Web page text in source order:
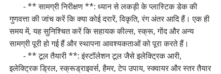
- ** सामग्री निरीक्षण **: ध्यान से लकड़ी के प्लास्टिक डेक की
गुणवत्ता की जांच करें कि क्या कोई दरारें, विकृति, रंग अंतर आदि हैं। एक ही
समय में, यह सुनिश्चित करें कि सहायक कील्स, स्क्रू, गोंद और अन्य
सामग्री पूरी हो गई हैं और स्थापना आवश्यकताओं को पूरा करते हैं।
- ** टूल तैयारी **: इंस्टॉलेशन टूल जैसे इलेक्ट्रिक आरी,
इलेक्ट्रिक ड्रिल, स्क्रूड्राइवर्स, हैमर, टेप उपाय, स्क्वायर और स्तर तैयार